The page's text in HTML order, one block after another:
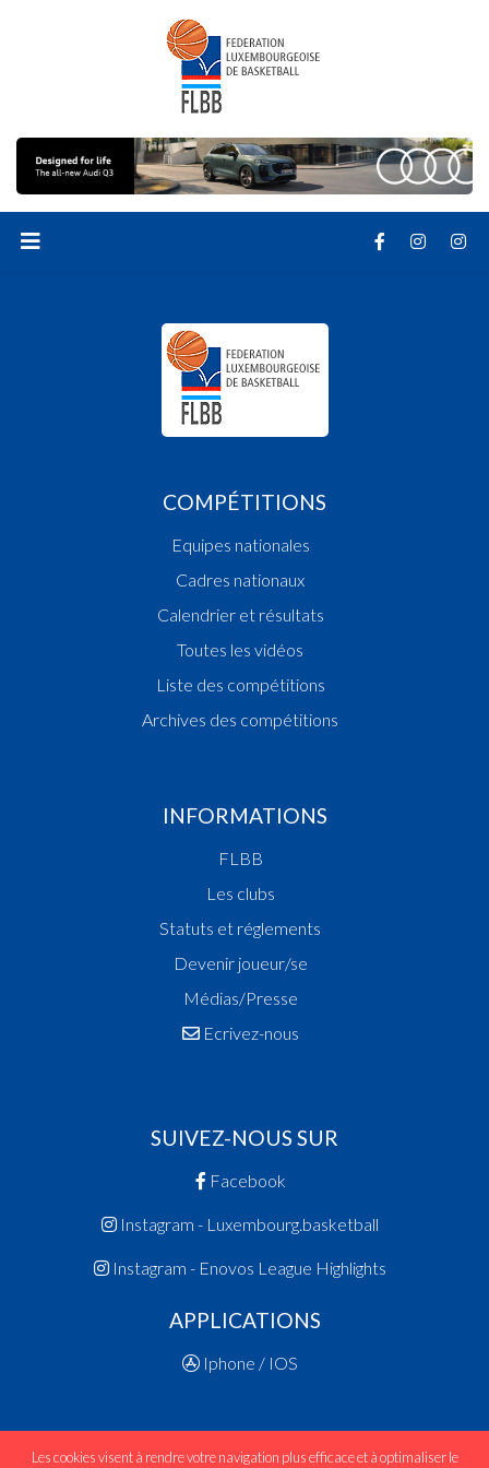
COMPÉTITIONS
Equipes nationales
Cadres nationaux
Calendrier et résultats
Toutes les vidéos
Liste des compétitions
Archives des compétitions
INFORMATIONS
FLBB
Les clubs
Statuts et réglements
Devenir joueur/se
Médias/Presse
Ecrivez-nous
SUIVEZ-NOUS SUR
Facebook
Instagram - Luxembourg.basketball
Instagram - Enovos League Highlights
APPLICATIONS
Iphone / IOS
Les cookies visent à rendre votre navigation plus efficace et à optimaliser le